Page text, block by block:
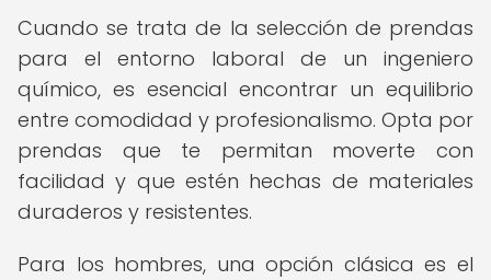
Cuando se trata de la selección de prendas
para el entorno laboral de un ingeniero
químico, es esencial encontrar un equilibrio
entre comodidad y profesionalismo. Opta por
prendas que te permitan moverte con
facilidad y que estén hechas de materiales
duraderos y resistentes.
Para los hombres, una opción clásica es el